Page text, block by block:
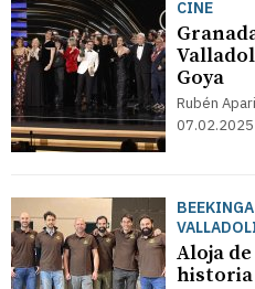
CINE
Goya
Rubén
Aloja
historia